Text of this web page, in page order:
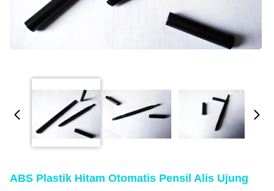
ABS Plastik Hitam Otomatis Pensil Alis Ujung